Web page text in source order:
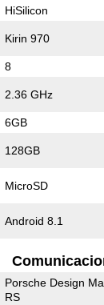
HiSilicon
Kirin 970
8
2.36 GHz
6GB
128GB
MicroSD
Android 8.1
Porsche Design
RS